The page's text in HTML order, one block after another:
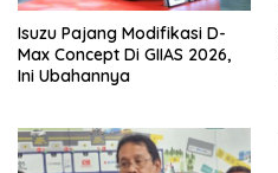
Isuzu Pajang Modifikasi D-
Max Concept Di GIIAS 2026,
Ini Ubahannya